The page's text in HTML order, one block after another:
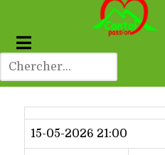
Dernier résultat
15-05-2026 21:00